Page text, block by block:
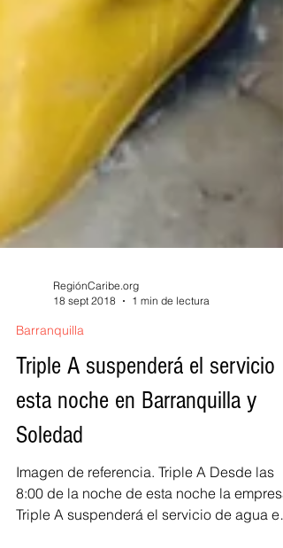
18 sept 2018
Barranquilla
Triple A suspenderá el servicio
esta noche en Barranquilla y
Soledad
Imagen de referencia. Triple A Desde las
8:00 de la noche de esta noche la empresa